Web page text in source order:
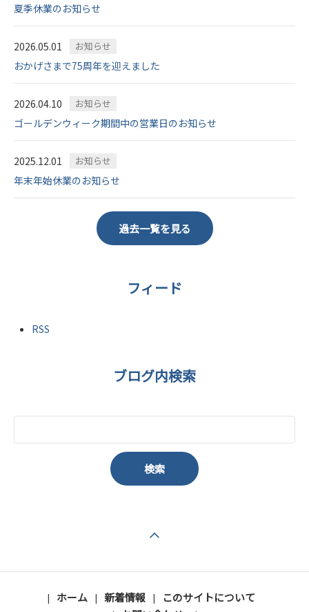
夏季休業のお知らせ
2026.05.01 お知らせ
おかげさまで75周年を迎えました
2026.04.10 お知らせ
ゴールデンウィーク期間中の営業日のお知らせ
2025.12.01 お知らせ
年末年始休業のお知らせ
過去一覧を見る
フィード
RSS
ブログ内検索
ホーム 新着情報
このサイトについて